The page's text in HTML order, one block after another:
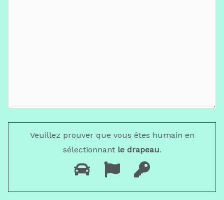
Veuillez prouver que vous êtes humain en
sélectionnantle drapeau.